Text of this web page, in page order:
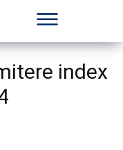
index